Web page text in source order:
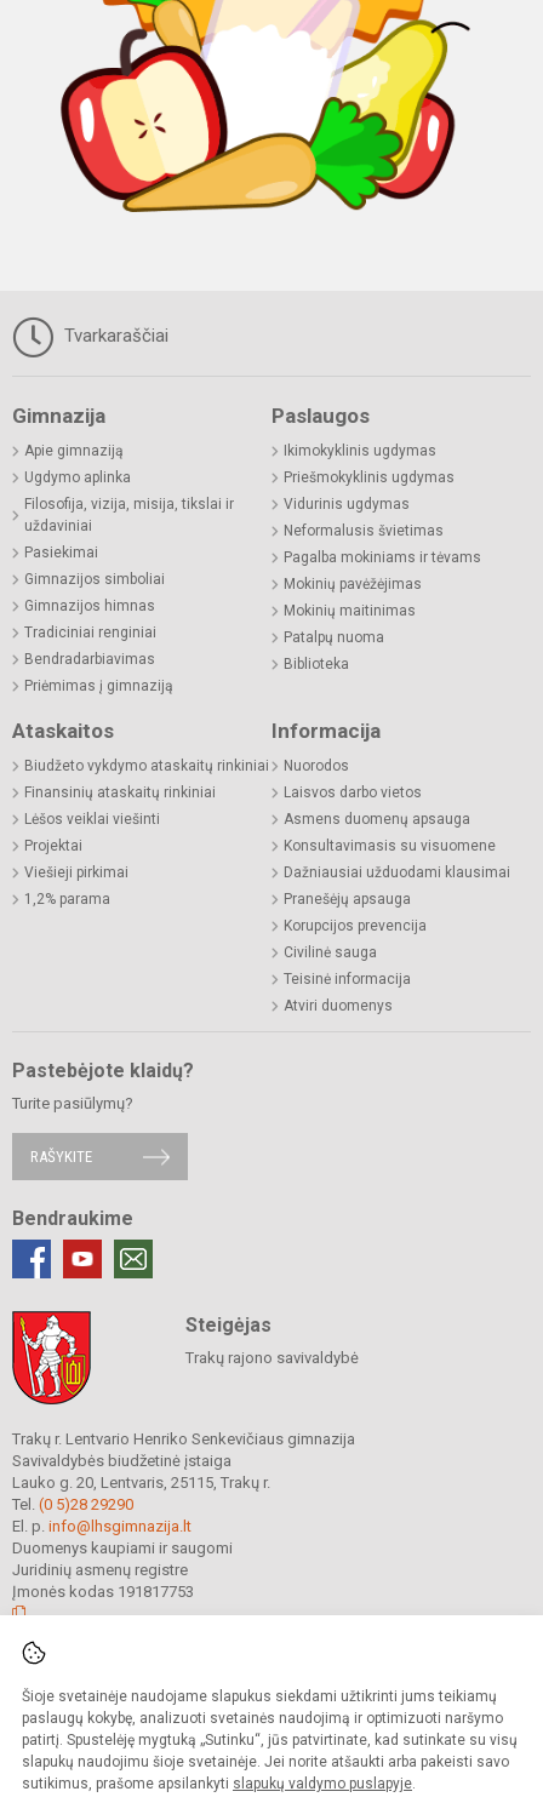
Šioje svetainėje naudojame slapukus siekdami užtikrinti jums teikiamų
paslaugų kokybę, analizuoti svetainės naudojimą ir optimizuoti naršymo
patirtį. Spustelėję mygtuką „Sutinku“, jūs patvirtinate, kad sutinkate su visų
slapukų naudojimu šioje svetainėje. Jei norite atšaukti arba pakeisti savo
sutikimus, prašome apsilankyti slapukų valdymo puslapyje.
Tvarkaraščiai
Gimnazija
Apie gimnaziją
Ugdymo aplinka
Filosofija, vizija, misija, tikslai ir
uždaviniai
Pasiekimai
Gimnazijos simboliai
Gimnazijos himnas
Tradiciniai renginiai
Bendradarbiavimas
Priėmimas į gimnaziją
Paslaugos
Ikimokyklinis ugdymas
Priešmokyklinis ugdymas
Vidurinis ugdymas
Neformalusis švietimas
Pagalba mokiniams ir tėvams
Mokinių pavėžėjimas
Mokinių maitinimas
Patalpų nuoma
Biblioteka
Ataskaitos
Biudžeto vykdymo ataskaitų rinkiniai
Finansinių ataskaitų rinkiniai
Lėšos veiklai viešinti
Projektai
Viešieji pirkimai
1,2% parama
Informacija
Nuorodos
Laisvos darbo vietos
Asmens duomenų apsauga
Konsultavimasis su visuomene
Dažniausiai užduodami klausimai
Pranešėjų apsauga
Korupcijos prevencija
Civilinė sauga
Teisinė informacija
Atviri duomenys
Pastebėjote klaidų?
Turite pasiūlymų?
RAŠYKITE
Bendraukime
Steigėjas
Trakų rajono savivaldybė
Trakų r. Lentvario Henriko Senkevičiaus gimnazija
Savivaldybės biudžetinė įstaiga
Lauko g. 20, Lentvaris, 25115, Trakų r.
Tel. (0 5)28 29290
El. p. info@lhsgimnazija.lt
Duomenys kaupiami ir saugomi
Juridinių asmenų registre
Įmonės kodas 191817753
saugomos.
Kopijuoti turinį be raštiško gimnazijos sutikimo griežtai draudžiama.
Prieinamumo paraiška Slapukų valdymas
Sumanus būdas atnaujinti